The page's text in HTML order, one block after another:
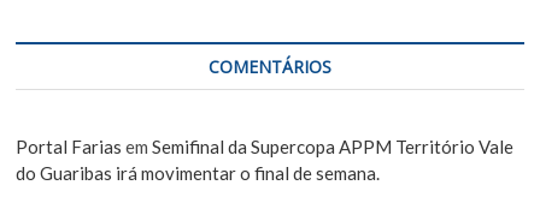
COMENTÁRIOS
Portal Farias emSemifinal da Supercopa APPM Território Vale
do Guaribas irá movimentar o final de semana.